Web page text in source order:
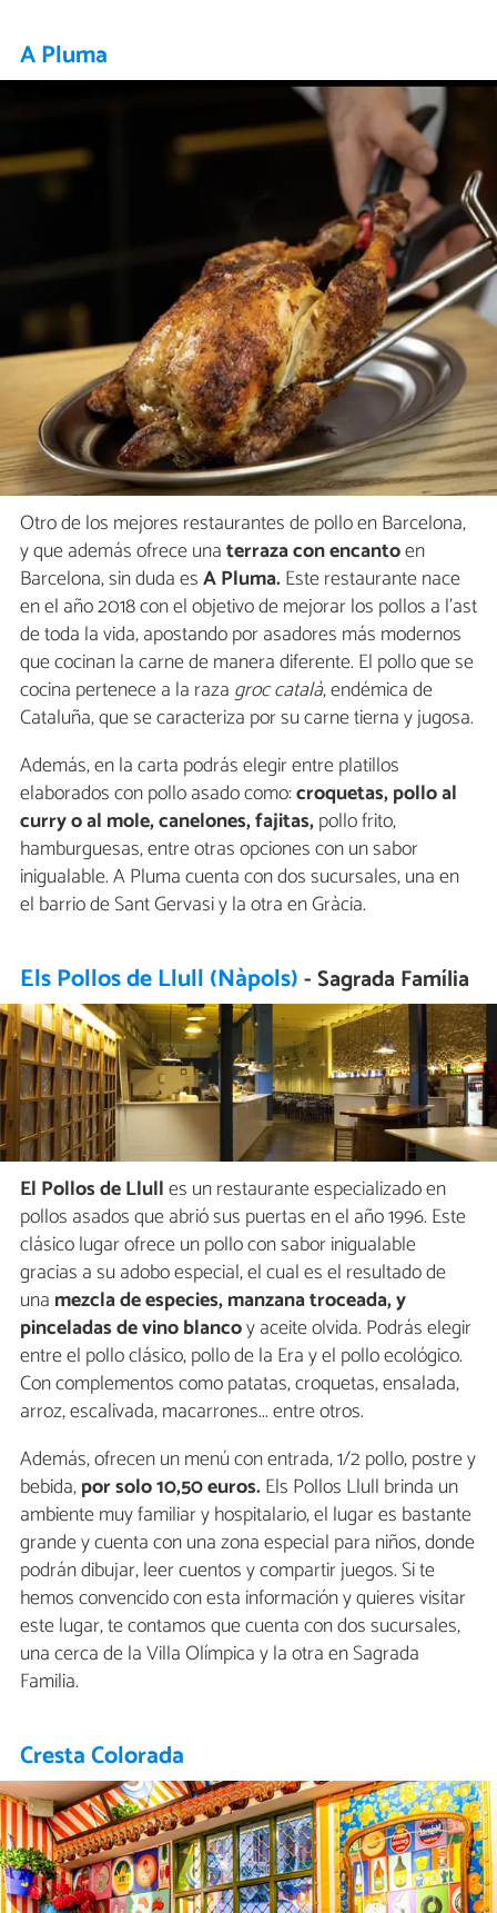
A Pluma
Otro de los mejores restaurantes de pollo en Barcelona,
y que además ofrece unaterraza con encantoen
Barcelona, sin duda esA Pluma.Este restaurante nace
en el año 2018 con el objetivo de mejorar los pollos a l’ast
de toda la vida, apostando por asadores más modernos
que cocinan la carne de manera diferente. El pollo que se
cocina pertenece a la raza groc català, endémica de
Cataluña, que se caracteriza por su carne tierna y jugosa.
Además, en la carta podrás elegir entre platillos
elaborados con pollo asado como:croquetas, pollo al
curry o al mole, canelones, fajitas,pollo frito,
hamburguesas, entre otras opciones con un sabor
inigualable. A Pluma cuenta con dos sucursales, una en
el barrio de Sant Gervasi y la otra en Gràcia.
Els Pollos de Llull (Nàpols)- Sagrada Família
El Pollos de Llulles un restaurante especializado en
pollos asados que abrió sus puertas en el año 1996. Este
clásico lugar ofrece un pollo con sabor inigualable
gracias a su adobo especial, el cual es el resultado de
una mezcla de especies, manzana troceada, y
pinceladas de vino blancoy aceite olvida. Podrás elegir
entre el pollo clásico, pollo de la Era y el pollo ecológico.
Con complementos como patatas, croquetas, ensalada,
arroz, escalivada, macarrones... entre otros.
Además, ofrecen un menú con entrada, 1/2 pollo, postre y
bebida,por solo 10,50 euros.Els Pollos Llull brinda un
ambiente muy familiar y hospitalario, el lugar es bastante
grande y cuenta con una zona especial para niños, donde
podrán dibujar, leer cuentos y compartir juegos. Si te
hemos convencido con esta información y quieres visitar
este lugar, te contamos que cuenta con dos sucursales,
una cerca de la Villa Olímpica y la otra en Sagrada
Familia.
Cresta Colorada